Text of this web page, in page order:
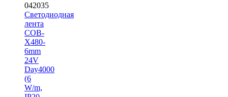
042035
Светодиодная
лента
COB-
X480-
6mm
24V
Day4000
(6
W/m,